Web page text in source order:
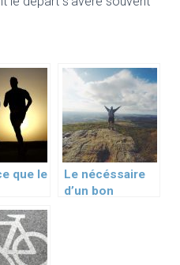
que le
Le nécéssaire
d’un bon